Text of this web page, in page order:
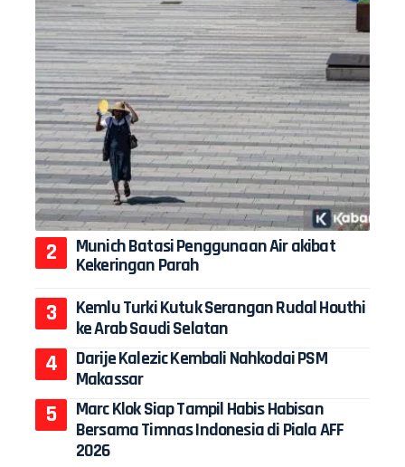
Munich Batasi Penggunaan Air akibat
Kekeringan Parah
Kemlu Turki Kutuk Serangan Rudal Houthi
ke Arab Saudi Selatan
Darije Kalezic Kembali Nahkodai PSM
Makassar
Marc Klok Siap Tampil Habis Habisan
Bersama Timnas Indonesia di Piala AFF
2026